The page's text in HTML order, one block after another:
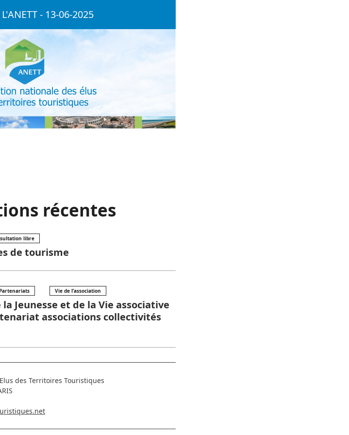
- 13-06-2025
récentes
libre
de tourisme
Partenariats Vie de l’association
Jeunesse et de la Vie associative
associations collectivités
des Territoires Touristiques